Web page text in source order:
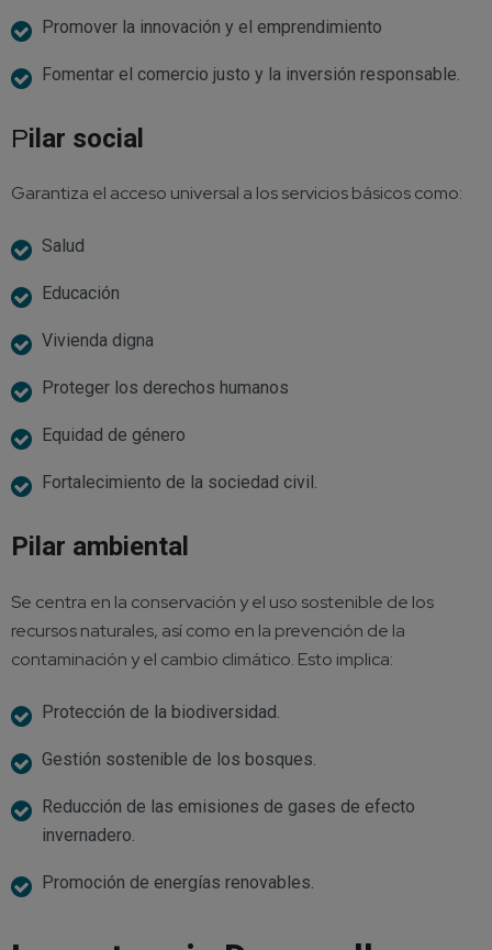
Promover la innovación y el emprendimiento
Fomentar el comercio justo y la inversión responsable.
Pilar social
Garantiza el acceso universal a los servicios básicos como:
Salud
Educación
Vivienda digna
Proteger los derechos humanos
Equidad de género
Fortalecimiento de la sociedad civil.
Pilar ambiental
Se centra en la conservación y el uso sostenible de los
recursos naturales, así como en la prevención de la
contaminación y el cambio climático. Esto implica:
Protección de la biodiversidad.
Gestión sostenible de los bosques.
Reducción de las emisiones de gases de efecto
invernadero.
Promoción de energías renovables.